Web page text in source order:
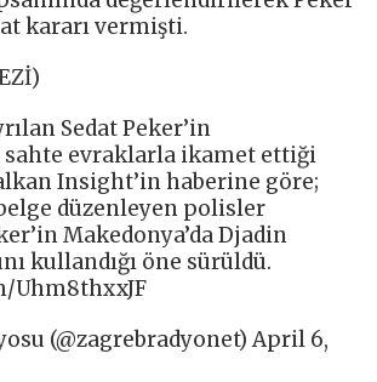
kararı vermişti.
Sedat Peker’in
sahte evraklarla ikamet ettiği
Insight’in haberine göre;
düzenleyen polisler
Makedonya’da Djadin
kullandığı öne sürüldü.
Uhm8thxxJF
(@zagrebradyonet) April 6,